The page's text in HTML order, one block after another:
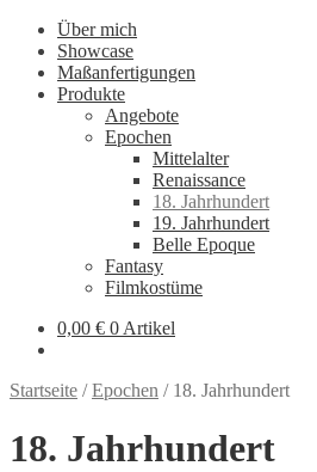
Über mich
Showcase
Maßanfertigungen
Produkte
Angebote
Epochen
Mittelalter
Renaissance
18. Jahrhundert
19. Jahrhundert
Belle Epoque
Fantasy
Filmkostüme
0,00 € 0 Artikel
Startseite /Epochen / 18. Jahrhundert
18. Jahrhundert